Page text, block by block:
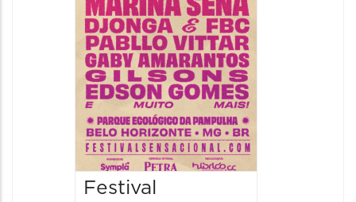
Festival